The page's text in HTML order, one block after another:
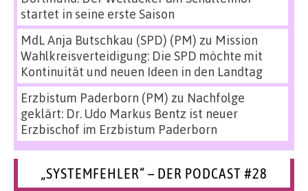
startet in seine erste Saison
MdL Anja Butschkau (SPD) (PM) zu Mission
Wahlkreisverteidigung: Die SPD möchte mit
Kontinuität und neuen Ideen in den Landtag
Erzbistum Paderborn (PM) zu Nachfolge
geklärt: Dr. Udo Markus Bentz ist neuer
Erzbischof im Erzbistum Paderborn
„SYSTEMFEHLER“ – DER PODCAST #28